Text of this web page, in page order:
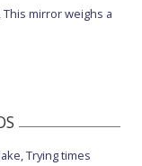
mirror weighs a
Trying times